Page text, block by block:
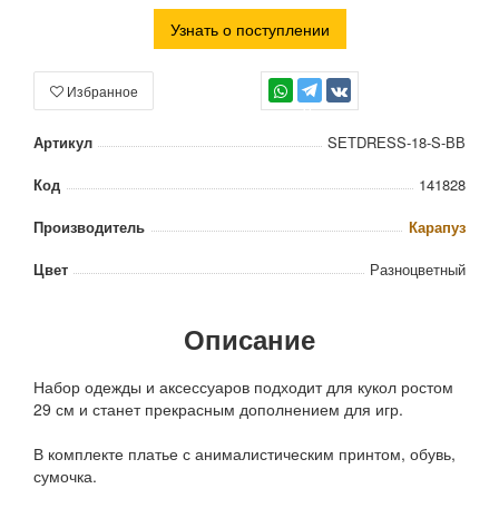
Узнать о поступлении
TG
Избранное
Артикул
SЕТDRЕSS-18-S-ВВ
Код
141828
Производитель
Карапуз
Цвет
Разноцветный
Описание
Набор одежды и аксессуаров подходит для кукол ростом
29 см и станет прекрасным дополнением для игр.
В комплекте платье с анималистическим принтом, обувь,
сумочка.